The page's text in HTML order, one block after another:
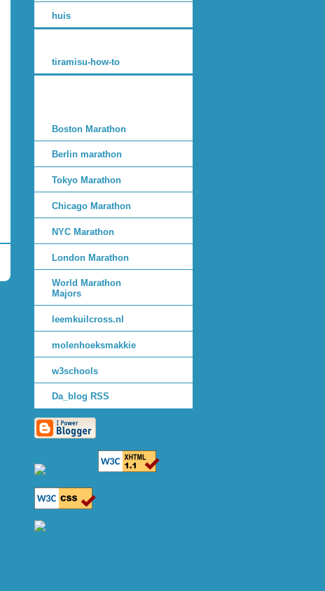
huis
tiramisu-how-to
Boston Marathon
Berlin marathon
Tokyo Marathon
Chicago Marathon
NYC Marathon
London Marathon
World Marathon
Majors
leemkuilcross.nl
molenhoeksmakkie
w3schools
Da_blog RSS